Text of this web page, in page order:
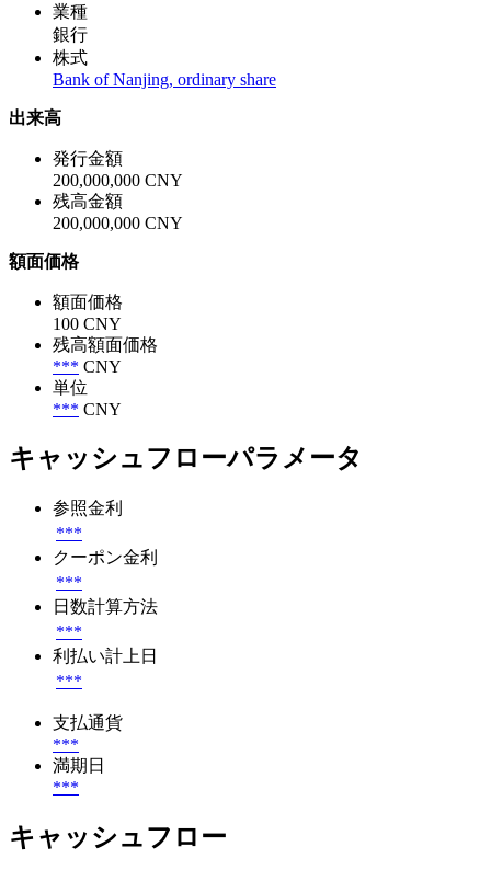
業種
銀行
株式
Bank of Nanjing, ordinary share
出来高
発行金額
200,000,000 CNY
残高金額
200,000,000 CNY
額面価格
額面価格
100 CNY
残高額面価格
*** CNY
単位
*** CNY
キャッシュフローパラメータ
参照金利
***
クーポン金利
***
日数計算方法
***
利払い計上日
***
支払通貨
***
満期日
***
キャッシュフロー